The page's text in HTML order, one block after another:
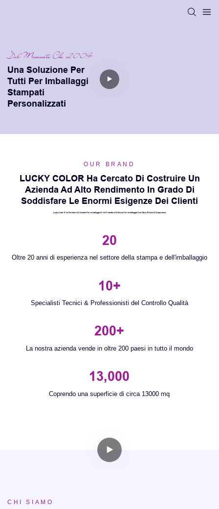
Dal Momento Che 2004
Una Soluzione Per
Tutti Per Imballaggi
Stampati
Personalizzati
OUR BRAND
LUCKY COLOR Ha Cercato Di Costruire Un
Azienda Ad Alto Rendimento In Grado Di
Soddisfare Le Enormi Esigenze Dei Clienti
Lucky Color È Un Fornitore Di Scatole Per Imballaggio E Un Produttore Di Borse Per Imballaggio Con Oltre 20 Anni Di Esperienza.
20
Oltre 20 anni di esperienza nel settore della stampa e dell'imballaggio
10+
Specialisti Tecnici & Professionisti del Controllo Qualità
200+
La nostra azienda vende in oltre 200 paesi in tutto il mondo
13,000
Coprendo una superficie di circa 13000 mq
CHI SIAMO